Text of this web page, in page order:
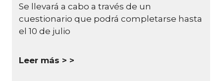
Se llevará a cabo a través de un
cuestionario que podrá completarse hasta
el 10 de julio
Leer más >